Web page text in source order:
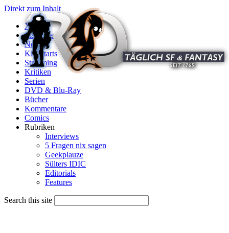
Direkt zum Inhalt
X
Startseite
News
Kinostarts
Streaming
Kritiken
Serien
DVD & Blu-Ray
Bücher
Kommentare
Comics
Rubriken
Interviews
5 Fragen nix sagen
Geekplauze
Sülters IDIC
Editorials
Features
Search this site